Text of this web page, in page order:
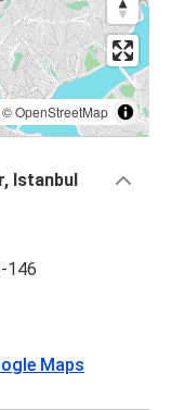
©OpenStreetMap
Istanbul
146
Maps